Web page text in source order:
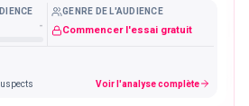
-
GENRE DE L'AUDIENCE
Commencer l'essai gratuit
Voir l'analyse complète